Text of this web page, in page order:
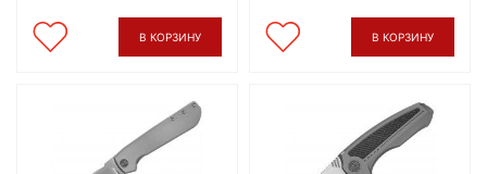
В КОРЗИНУ В КОРЗИНУ